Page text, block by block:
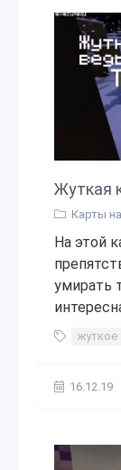
Жуткая
Карты
На этой
умирать
жуткое
16.12.19